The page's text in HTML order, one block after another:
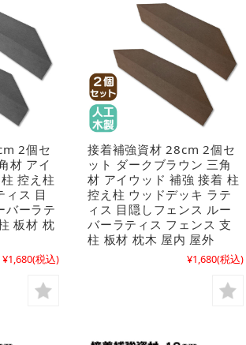
2個セ
材 アイ
控え柱
ィス 目
バーラテ
板材 枕
¥1,680(税込)
接着補強資材 28cm 2個セ
ット ダークブラウン 三角
材 アイウッド 補強 接着 柱
控え柱 ウッドデッキ ラテ
ィス 目隠しフェンス ルー
バーラティス フェンス 支
柱 板材 枕木 屋内 屋外
¥1,680(税込)